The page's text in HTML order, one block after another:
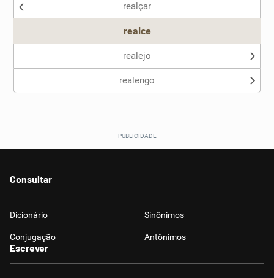
realçar
realce
realejo
realengo
Consultar
Dicionário Sinônimos
Conjugação Antônimos
Escrever